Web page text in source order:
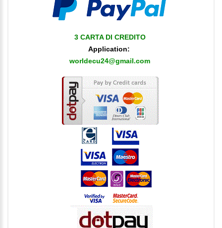
3 CARTA DI CREDITO
Application:
worldecu24@gmail.com